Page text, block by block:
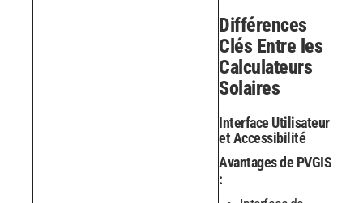
Différences
Clés Entre les
Calculateurs
Solaires
Interface Utilisateur
et Accessibilité
Avantages de PVGIS
: